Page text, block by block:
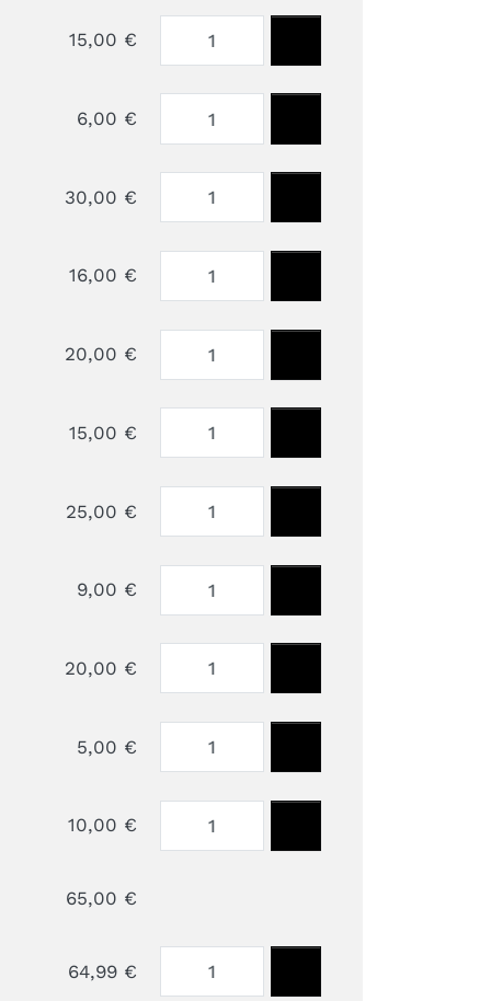
15,00 €
6,00 €
30,00 €
16,00 €
20,00 €
15,00 €
25,00 €
9,00 €
20,00 €
5,00 €
10,00 €
65,00 €
64,99 €